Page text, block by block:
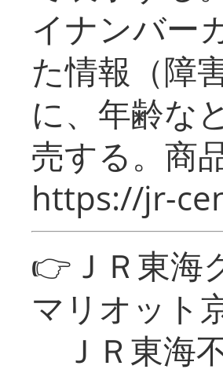
イナンバー
た情報（障
に、年齢な
売する。商
https://jr-
👉ＪＲ東海
マリオット
ＪＲ東海